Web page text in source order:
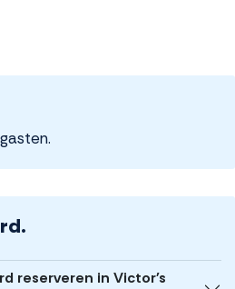
reserveren in Victor's